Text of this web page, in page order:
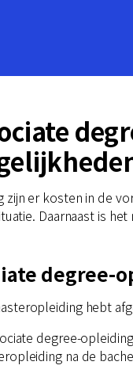
zijn er kosten in de
Daarnaast is
hebt
degree-
na de